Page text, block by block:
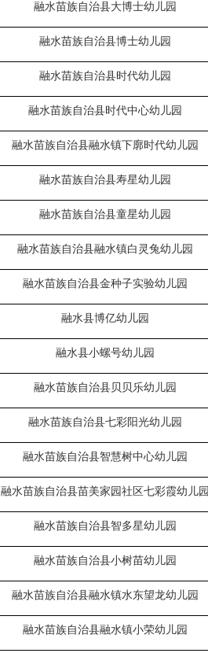
融水苗族自治县大博士幼儿园
融水苗族自治县博士幼儿园
融水苗族自治县时代幼儿园
融水苗族自治县时代中心幼儿园
融水苗族自治县融水镇下廓时代幼儿园
融水苗族自治县寿星幼儿园
融水苗族自治县童星幼儿园
融水苗族自治县融水镇白灵兔幼儿园
融水苗族自治县金种子实验幼儿园
融水县博亿幼儿园
融水县小螺号幼儿园
融水苗族自治县贝贝乐幼儿园
融水苗族自治县七彩阳光幼儿园
融水苗族自治县智慧树中心幼儿园
融水苗族自治县苗美家园社区七彩霞幼儿园
融水苗族自治县智多星幼儿园
融水苗族自治县小树苗幼儿园
融水苗族自治县融水镇水东望龙幼儿园
融水苗族自治县融水镇小荣幼儿园